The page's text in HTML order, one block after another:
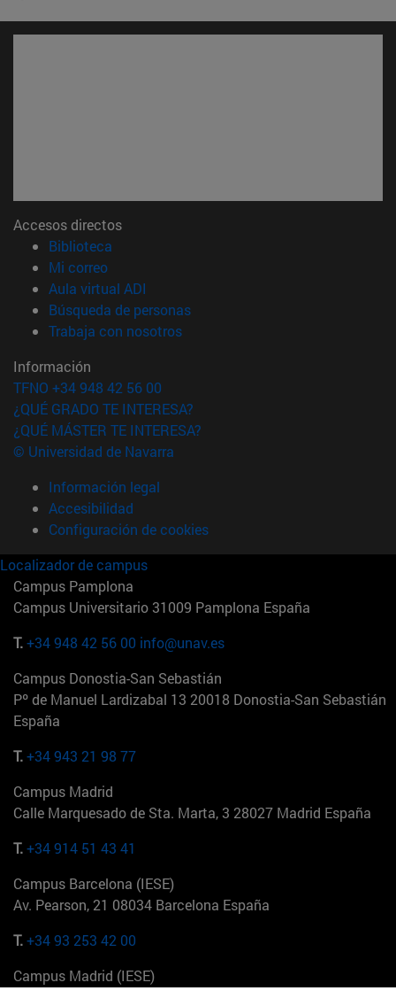
Accesos directos
Biblioteca
Mi correo(abre en nueva ventana)
Aula virtual ADI
Búsqueda de personas(abre en nueva ventana)
Trabaja con nosotros(abre en nueva ventana)
Información
TFNO +34 948 42 56 00
¿QUÉ GRADO TE INTERESA?
¿QUÉ MÁSTER TE INTERESA?
© Universidad de Navarra
Información legal
Accesibilidad
Configuración de cookies
Localizador de campus
Campus Pamplona
Campus Universitario 31009 Pamplona España
T.+34 948 42 56 00 info@unav.es
Campus Donostia-San Sebastián
Pº de Manuel Lardizabal 13 20018 Donostia-San Sebastián
España
T.+34 943 21 98 77
Campus Madrid
Calle Marquesado de Sta. Marta, 3 28027 Madrid España
T.+34 914 51 43 41
Campus Barcelona (IESE)
Av. Pearson, 21 08034 Barcelona España
T.+34 93 253 42 00
Campus Madrid (IESE)